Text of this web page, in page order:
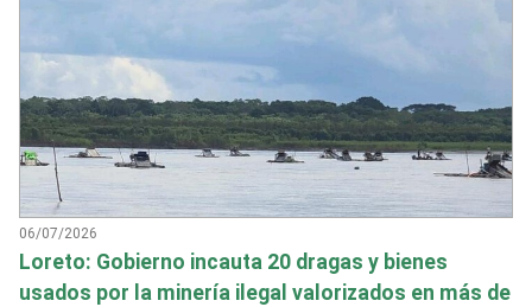
06/07/2026
Loreto: Gobierno incauta 20 dragas y bienes
usados por la minería ilegal valorizados en más de